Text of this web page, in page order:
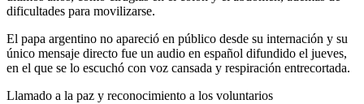
dificultades para movilizarse.
El papa argentino no apareció en público desde su internación y su
único mensaje directo fue un audio en español difundido el jueves,
en el que se lo escuchó con voz cansada y respiración entrecortada.
Llamado a la paz y reconocimiento a los voluntarios